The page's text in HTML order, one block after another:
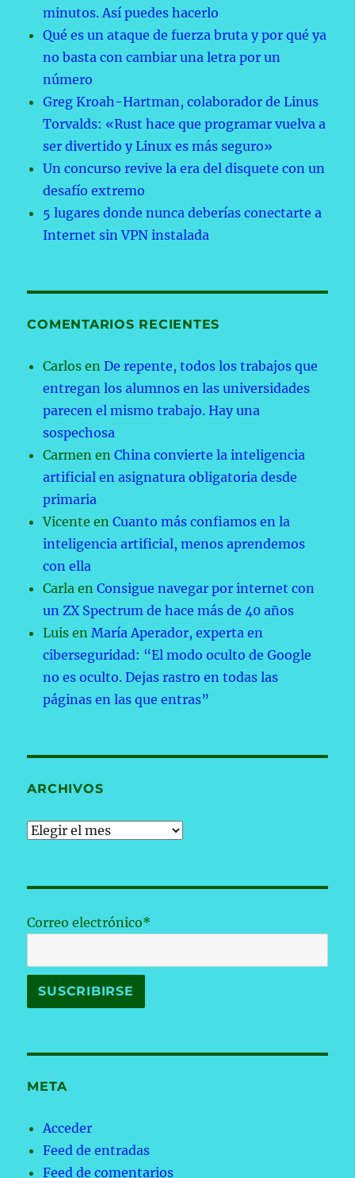
minutos. Así puedes hacerlo
Qué es un ataque de fuerza bruta y por qué ya
no basta con cambiar una letra por un
número
Greg Kroah-Hartman, colaborador de Linus
Torvalds: «Rust hace que programar vuelva a
ser divertido y Linux es más seguro»
Un concurso revive la era del disquete con un
desafío extremo
5 lugares donde nunca deberías conectarte a
Internet sin VPN instalada
COMENTARIOS RECIENTES
Carlos enDe repente, todos los trabajos que
entregan los alumnos en las universidades
parecen el mismo trabajo. Hay una
sospechosa
Carmen enChina convierte la inteligencia
artificial en asignatura obligatoria desde
primaria
Vicente enCuanto más confiamos en la
inteligencia artificial, menos aprendemos
con ella
Carla enConsigue navegar por internet con
un ZX Spectrum de hace más de 40 años
Luis enMaría Aperador, experta en
ciberseguridad: “El modo oculto de Google
no es oculto. Dejas rastro en todas las
páginas en las que entras”
ARCHIVOS
Archivos
Correo electrónico*
META
Acceder
Feed de entradas
Feed de comentarios